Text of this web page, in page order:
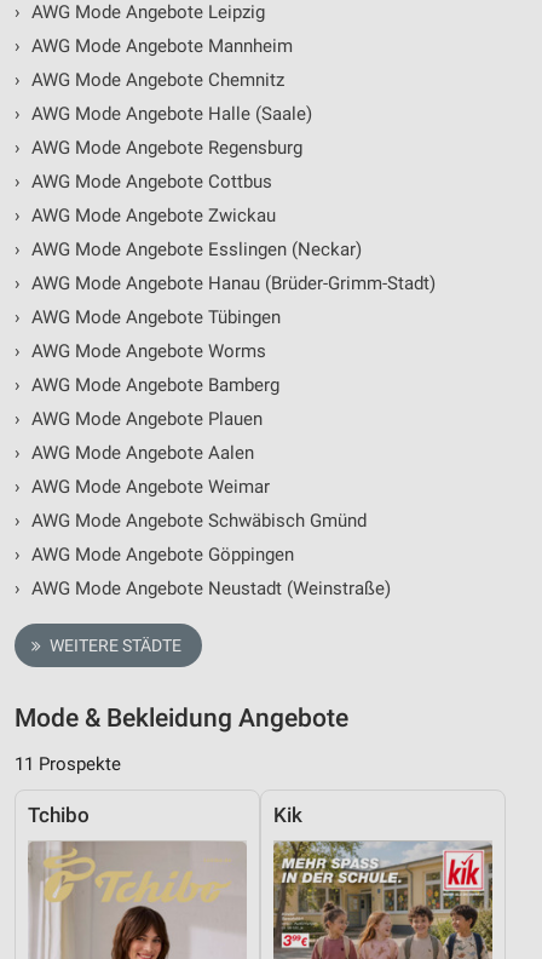
› AWG Mode Angebote Leipzig
› AWG Mode Angebote Mannheim
› AWG Mode Angebote Chemnitz
› AWG Mode Angebote Halle (Saale)
› AWG Mode Angebote Regensburg
› AWG Mode Angebote Cottbus
› AWG Mode Angebote Zwickau
› AWG Mode Angebote Esslingen (Neckar)
› AWG Mode Angebote Hanau (Brüder-Grimm-Stadt)
› AWG Mode Angebote Tübingen
› AWG Mode Angebote Worms
› AWG Mode Angebote Bamberg
› AWG Mode Angebote Plauen
› AWG Mode Angebote Aalen
› AWG Mode Angebote Weimar
› AWG Mode Angebote Schwäbisch Gmünd
› AWG Mode Angebote Göppingen
› AWG Mode Angebote Neustadt (Weinstraße)
WEITERE STÄDTE
Mode & Bekleidung Angebote
11 Prospekte
Tchibo Kik